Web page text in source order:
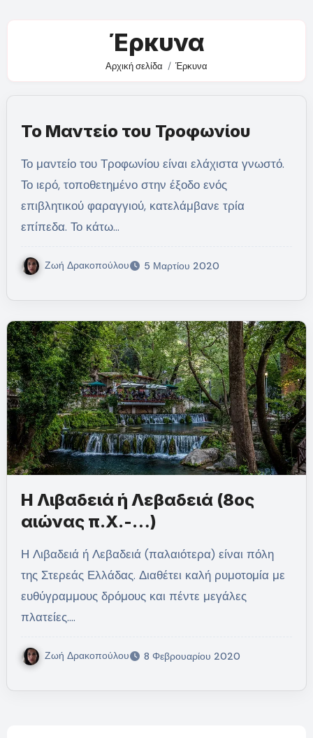
Έρκυνα
Αρχική σελίδα Έρκυνα
Το Μαντείο του Τροφωνίου
Το μαντείο του Τροφωνίου είναι ελάχιστα γνωστό.
Το ιερό, τοποθετημένο στην έξοδο ενός
επιβλητικού φαραγγιού, κατελάμβανε τρία
επίπεδα. Το κάτω…
Ζωή Δρακοπούλου 5 Μαρτίου 2020
Η Λιβαδειά ή Λεβαδειά (8ος
αιώνας π.Χ.-…)
Η Λιβαδειά ή Λεβαδειά (παλαιότερα) είναι πόλη
της Στερεάς Ελλάδας. Διαθέτει καλή ρυμοτομία με
ευθύγραμμους δρόμους και πέντε μεγάλες
πλατείες.…
Ζωή Δρακοπούλου 8 Φεβρουαρίου 2020